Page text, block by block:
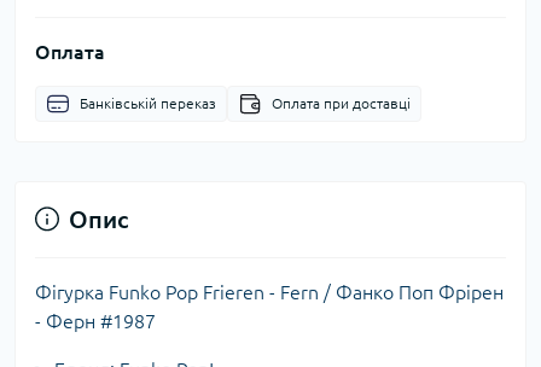
Оплата
Банківській переказ Оплата при доставці
Опис
Фігурка Funko Pop Frieren - Fern / Фанко Поп Фрірен
- Ферн #1987